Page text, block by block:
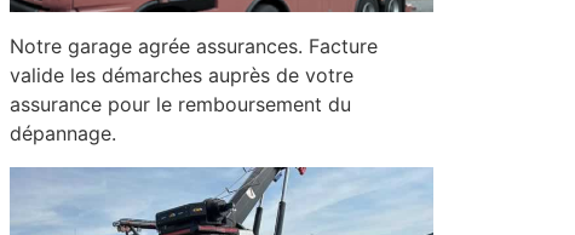
Notre garage agrée assurances. Facture
valide les démarches auprès de votre
assurance pour le remboursement du
dépannage.